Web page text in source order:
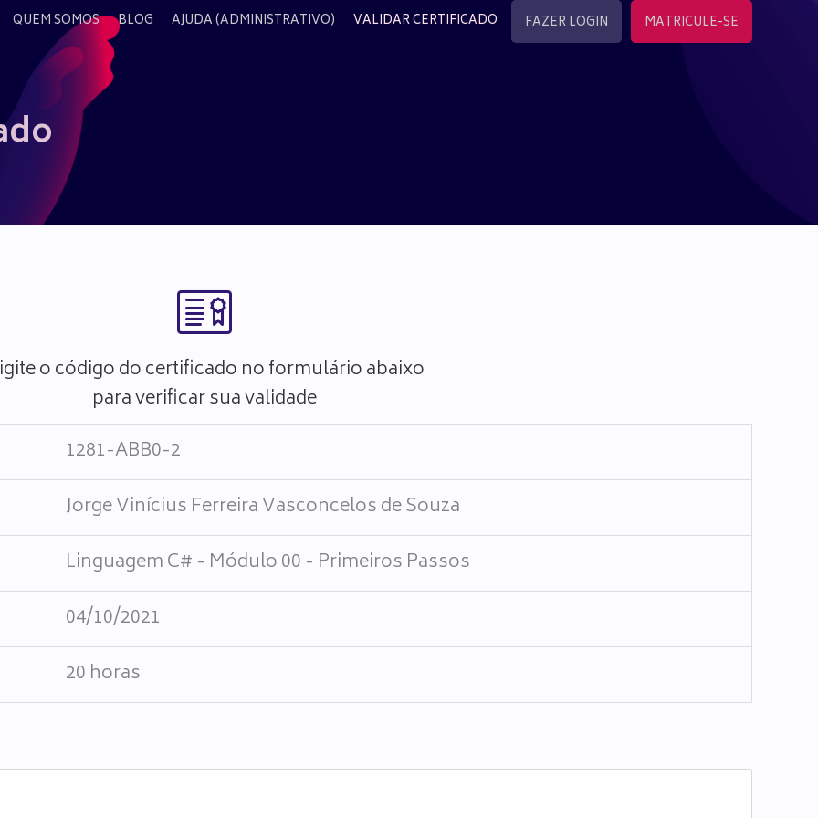
QUEM SOMOS BLOG AJUDA (ADMINISTRATIVO) VALIDAR CERTIFICADO FAZER LOGIN MATRICULE-SE
o código do certificado no formulário abaixo
para verificar sua validade
1281-ABB0-2
Jorge Vinícius Ferreira Vasconcelos de Souza
Linguagem C# - Módulo 00 - Primeiros Passos
04/10/2021
20 horas